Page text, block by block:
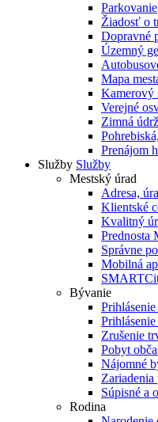
Parkovanie
Žiadosť o
Dopravné
Územný
Mapa
Kamerový
Verejné
Zimná
Prenájom
Služby Služby
Mestský úrad
Adresa,
Klientské
Kvalitný
Prednosta
Správne
Mobilná
Bývanie
Zrušenie
Pobyt
Nájomné
Zariadenia
Súpisné a
Rodina